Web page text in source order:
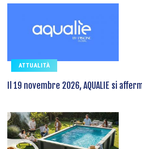
ATTUALITÀ
Il 19 novembre 2026, AQUALIE si